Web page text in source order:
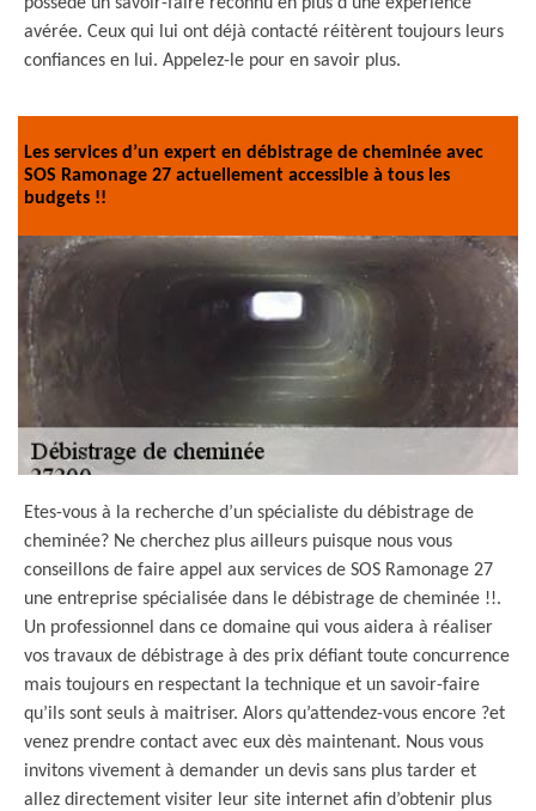
avérée. Ceux qui lui ont déjà contacté réitèrent toujours leurs
confiances en lui. Appelez-le pour en savoir plus.
Les services d’un expert en débistrage de cheminée avec
SOS Ramonage 27 actuellement accessible à tous les
budgets !!
Etes-vous à la recherche d’un spécialiste du débistrage de
cheminée? Ne cherchez plus ailleurs puisque nous vous
conseillons de faire appel aux services de SOS Ramonage 27
une entreprise spécialisée dans le débistrage de cheminée !!.
Un professionnel dans ce domaine qui vous aidera à réaliser
vos travaux de débistrage à des prix défiant toute concurrence
mais toujours en respectant la technique et un savoir-faire
qu’ils sont seuls à maitriser. Alors qu’attendez-vous encore ?et
venez prendre contact avec eux dès maintenant. Nous vous
invitons vivement à demander un devis sans plus tarder et
allez directement visiter leur site internet afin d’obtenir plus